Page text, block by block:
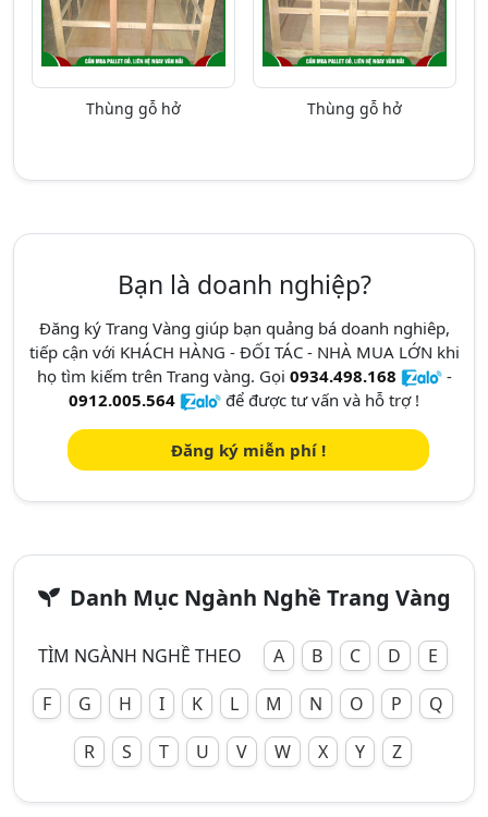
Thùng gỗ hở Thùng gỗ hở
Bạn là doanh nghiệp?
Đăng ký Trang Vàng giúp bạn quảng bá doanh nghiêp,
tiếp cận với KHÁCH HÀNG - ĐỐI TÁC - NHÀ MUA LỚN khi
họ tìm kiếm trên Trang vàng. Gọi 0934.498.168
-
0912.005.564
để được tư vấn và hỗ trợ !
Đăng ký miễn phí !
Danh Mục Ngành Nghề Trang Vàng
TÌM NGÀNH NGHỀ THEO A B C D
E
F
G H I K L M N O P
Q
R
S T U V W X Y Z